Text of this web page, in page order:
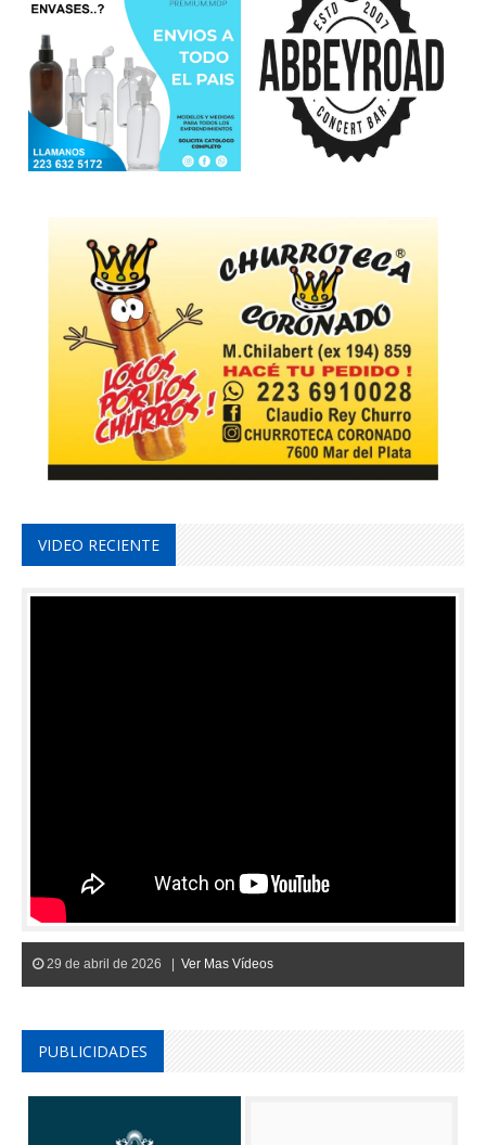
VIDEO RECIENTE
29 de abril de 2026 | Ver Mas Vídeos
PUBLICIDADES